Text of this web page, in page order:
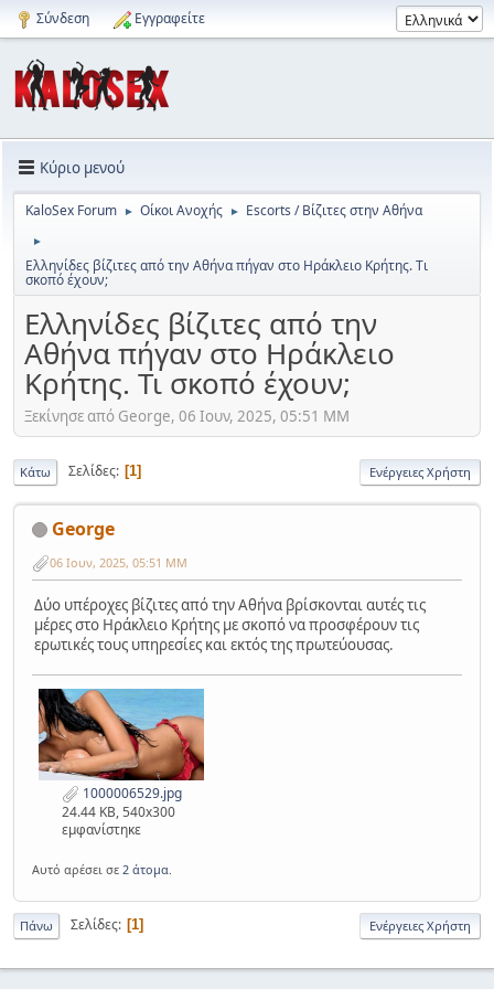
Σύνδεση Εγγραφείτε
Κύριο μενού
KaloSex Forum ► Οίκοι Ανοχής ► Escorts / Βίζιτες στην Αθήνα
►
Ελληνίδες βίζιτες από την Αθήνα πήγαν στο Ηράκλειο Κρήτης. Τι
σκοπό έχουν;
Ελληνίδες βίζιτες από την
Αθήνα πήγαν στο Ηράκλειο
Κρήτης. Τι σκοπό έχουν;
Ξεκίνησε από George, 06 Ιουν, 2025, 05:51 ΜΜ
Κάτω Σελίδες 1 Ενέργειες Χρήστη
George
06 Ιουν, 2025, 05:51 ΜΜ
Δύο υπέροχες βίζιτες από την Αθήνα βρίσκονται αυτές τις
μέρες στο Ηράκλειο Κρήτης με σκοπό να προσφέρουν τις
ερωτικές τους υπηρεσίες και εκτός της πρωτεύουσας.
1000006529.jpg
24.44 KB, 540x300
εμφανίστηκε
Αυτό αρέσει σε 2 άτομα
Πάνω Σελίδες 1 Ενέργειες Χρήστη